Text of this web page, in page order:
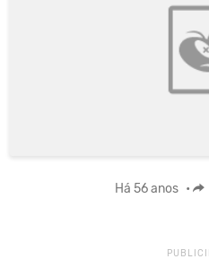
Há 56 anos •